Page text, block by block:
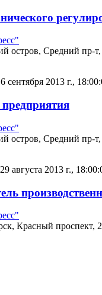
остров, Средний пр-
6 сентября 2013 г.,
остров, Средний пр-
29 августа 2013 г.,
Красный проспект,